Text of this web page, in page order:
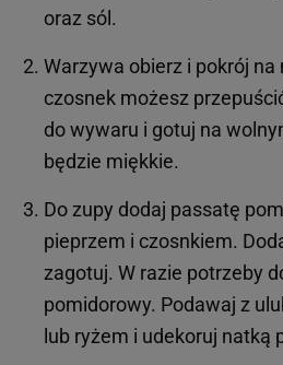
oraz sól.
Warzywa obierz i pokrój na
czosnek możesz
do wywaru i gotuj na
będzie miękkie.
Do zupy dodaj passatę
pieprzem i czosnkiem.
zagotuj. W razie potrzeby
pomidorowy. Podawaj z
lub ryżem i udekoruj natką